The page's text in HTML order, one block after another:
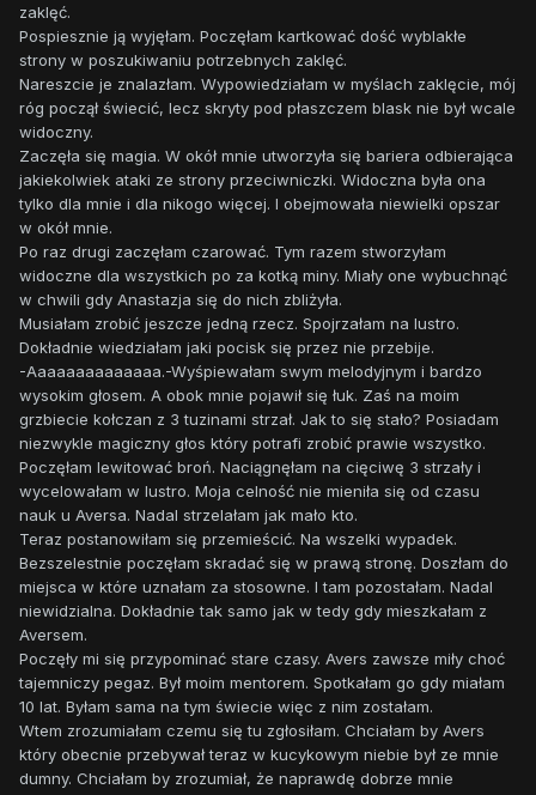
zaklęć.
Pospiesznie ją wyjęłam. Poczęłam kartkować dość wyblakłe
strony w poszukiwaniu potrzebnych zaklęć.
Nareszcie je znalazłam. Wypowiedziałam w myślach zaklęcie, mój
róg począł świecić, lecz skryty pod płaszczem blask nie był wcale
widoczny.
Zaczęła się magia. W okół mnie utworzyła się bariera odbierająca
jakiekolwiek ataki ze strony przeciwniczki. Widoczna była ona
tylko dla mnie i dla nikogo więcej. I obejmowała niewielki opszar
w okół mnie.
Po raz drugi zaczęłam czarować. Tym razem stworzyłam
widoczne dla wszystkich po za kotką miny. Miały one wybuchnąć
w chwili gdy Anastazja się do nich zbliżyła.
Musiałam zrobić jeszcze jedną rzecz. Spojrzałam na lustro.
Dokładnie wiedziałam jaki pocisk się przez nie przebije.
-Aaaaaaaaaaaaaa.-Wyśpiewałam swym melodyjnym i bardzo
wysokim głosem. A obok mnie pojawił się łuk. Zaś na moim
grzbiecie kołczan z 3 tuzinami strzał. Jak to się stało? Posiadam
niezwykle magiczny głos który potrafi zrobić prawie wszystko.
Poczęłam lewitować broń. Naciągnęłam na cięciwę 3 strzały i
wycelowałam w lustro. Moja celność nie mieniła się od czasu
nauk u Aversa. Nadal strzelałam jak mało kto.
Teraz postanowiłam się przemieścić. Na wszelki wypadek.
Bezszelestnie poczęłam skradać się w prawą stronę. Doszłam do
miejsca w które uznałam za stosowne. I tam pozostałam. Nadal
niewidzialna. Dokładnie tak samo jak w tedy gdy mieszkałam z
Aversem.
Poczęły mi się przypominać stare czasy. Avers zawsze miły choć
tajemniczy pegaz. Był moim mentorem. Spotkałam go gdy miałam
10 lat. Byłam sama na tym świecie więc z nim zostałam.
Wtem zrozumiałam czemu się tu zgłosiłam. Chciałam by Avers
który obecnie przebywał teraz w kucykowym niebie był ze mnie
dumny. Chciałam by zrozumiał, że naprawdę dobrze mnie